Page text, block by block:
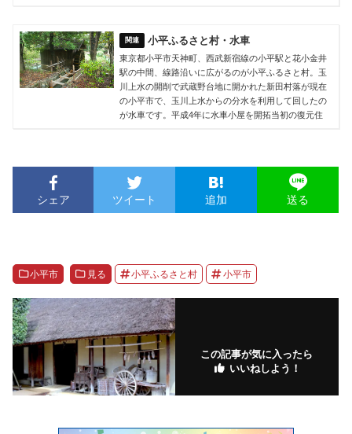
小平ふるさと村・水車
東京都小平市天神町、西武新宿線の小平駅と花小金井
駅の中間、線路沿いに広がるのが小平ふるさと村。玉
川上水の開削で武蔵野台地に開かれた新田村落が現在
の小平市で、玉川上水からの分水を利用して回したの
が水車です。平成4年に水車小屋を開拓当初の復元住
シェア ツイート 追加 送る
小平市 見る 小平ふるさと村 小平市
この記事が気に入ったら
いいねしよう！